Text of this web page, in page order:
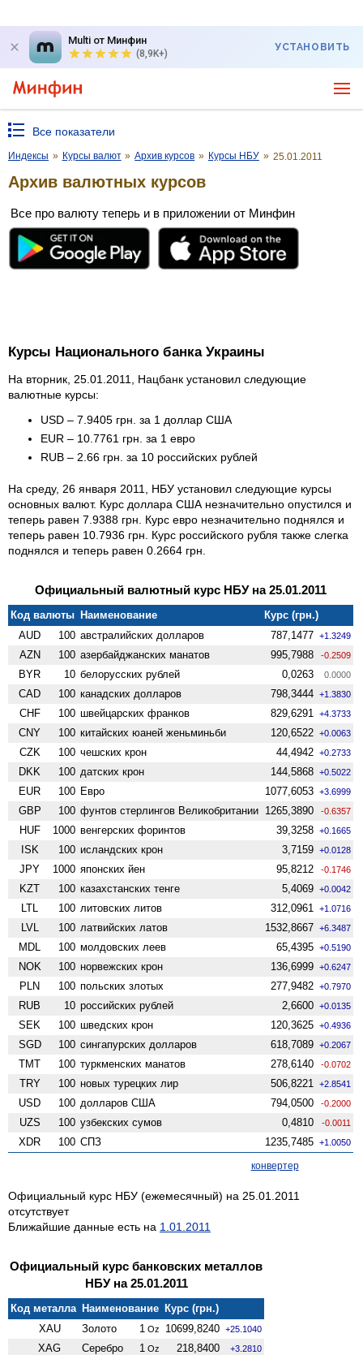
Multi от Минфин
(8,9K+)
УСТАНОВИТЬ
Все показатели
Индексы » Курсы валют » Архив курсов » Курсы НБУ » 25.01.2011
Архив валютных курсов
Все про валюту теперь и в приложении от Минфин
Курсы Национального банка Украины
На вторник, 25.01.2011, Нацбанк установил следующие
валютные курсы:
USD – 7.9405 грн. за 1 доллар США
EUR – 10.7761 грн. за 1 евро
RUB – 2.66 грн. за 10 российских рублей
На среду, 26 января 2011, НБУ установил следующие курсы
основных валют. Курс доллара США незначительно опустился и
теперь равен 7.9388 грн. Курс евро незначительно поднялся и
теперь равен 10.7936 грн. Курс российского рубля также слегка
поднялся и теперь равен 0.2664 грн.
Официальный валютный курс НБУ на 25.01.2011
Код валюты Наименование
Курс (грн.)
AUD
100 австралийских долларов 787,1477 +1.3249
AZN 100 азербайджанских манатов 995,7988 -0.2509
BYR 10 белорусских рублей 0,0263 0.0000
CAD 100 канадских долларов 798,3444 +1.3830
CHF 100 швейцарских франков 829,6291 +4.3733
CNY 100 китайских юаней женьминьби 120,6522 +0.0063
CZK 100 чешских крон 44,4942 +0.2733
DKK 100 датских крон 144,5868 +0.5022
EUR 100 Евро 1077,6053 +3.6999
GBP 100 фунтов стерлингов Велико­британии 1265,3890 -0.6357
HUF 1000 венгерских форинтов 39,3258 +0.1665
ISK 100 исландских крон 3,7159 +0.0128
JPY 1000 японских йен 95,8212 -0.1746
KZT 100 казахстанских тенге 5,4069 +0.0042
LTL 100 литовских литов 312,0961 +1.0716
LVL 100 латвийских латов 1532,8667 +6.3487
MDL 100 молдовских леев 65,4395 +0.5190
NOK 100 норвежских крон 136,6999 +0.6247
PLN 100 польских злотых 277,9482 +0.7970
RUB 10 российских рублей 2,6600 +0.0135
SEK 100 шведских крон 120,3625 +0.4936
SGD 100 сингапурских долларов 618,7089 +0.2067
TMT 100 туркменских манатов 278,6140 -0.0702
TRY 100 новых турецких лир 506,8221 +2.8541
USD 100 долларов США 794,0500 -0.2000
UZS 100 узбекских сумов 0,4810 -0.0011
XDR 100 СПЗ 1235,7485 +1.0050
конвертер
Официальный курс НБУ (ежемесячный) на 25.01.2011
отсутствует
Ближайшие данные есть на 1.01.2011
Официальный курс банковских металлов
НБУ на 25.01.2011
Код металла Наименование Курс (грн.)
XAU
Золото 1 Oz 10699,8240 +25.1040
XAG Серебро 1 Oz 218,8400 +3.2810